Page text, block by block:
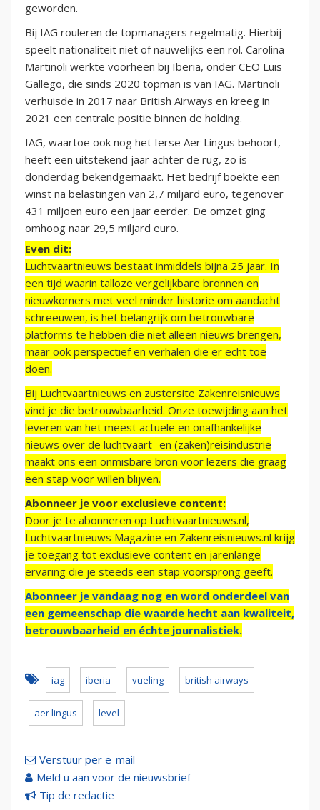
geworden.
Bij IAG rouleren de topmanagers regelmatig. Hierbij
speelt nationaliteit niet of nauwelijks een rol. Carolina
Martinoli werkte voorheen bij Iberia, onder CEO Luis
Gallego, die sinds 2020 topman is van IAG. Martinoli
verhuisde in 2017 naar British Airways en kreeg in
2021 een centrale positie binnen de holding.
IAG, waartoe ook nog het Ierse Aer Lingus behoort,
heeft een uitstekend jaar achter de rug, zo is
donderdag bekendgemaakt. Het bedrijf boekte een
winst na belastingen van 2,7 miljard euro, tegenover
431 miljoen euro een jaar eerder. De omzet ging
omhoog naar 29,5 miljard euro.
Even dit:
Luchtvaartnieuws bestaat inmiddels bijna 25 jaar. In
een tijd waarin talloze vergelijkbare bronnen en
nieuwkomers met veel minder historie om aandacht
schreeuwen, is het belangrijk om betrouwbare
platforms te hebben die niet alleen nieuws brengen,
maar ook perspectief en verhalen die er echt toe
doen.
Bij Luchtvaartnieuws en zustersite Zakenreisnieuws
vind je die betrouwbaarheid. Onze toewijding aan het
leveren van het meest actuele en onafhankelijke
nieuws over de luchtvaart- en (zaken)reisindustrie
maakt ons een onmisbare bron voor lezers die graag
een stap voor willen blijven.
Abonneer je voor exclusieve content:
Door je te abonneren op Luchtvaartnieuws.nl,
Luchtvaartnieuws Magazine en Zakenreisnieuws.nl krijg
je toegang tot exclusieve content en jarenlange
ervaring die je steeds een stap voorsprong geeft.
Abonneer je vandaag nog en word onderdeel van
een gemeenschap die waarde hecht aan kwaliteit,
betrouwbaarheid en échte journalistiek.
iag iberia vueling british airways
aer lingus level
Verstuur per e-mail
Meld u aan voor de nieuwsbrief
Tip de redactie